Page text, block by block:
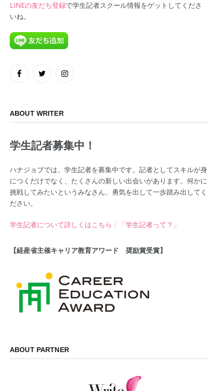
LINEの友だち登録で学生記者スクール情報をゲットしてくださ
いね。
FacebookTwitter Instagram
ABOUT WRITER
学生記者募集中！
ハナジョブでは、学生記者を募集中です。記者としてスキルが身
につくだけでなく、たくさんの新しい出会いがあります。何かに
挑戦してみたいというみなさん、勇気を出して一歩踏み出してく
ださい。
学生記者について詳しくはこちら：「学生記者って？」
【経産省主催キャリア教育アワード 奨励賞受賞】
ABOUT PARTNER